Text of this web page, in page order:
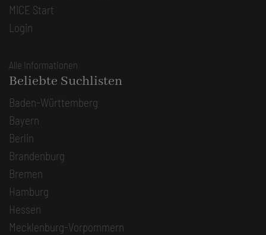
MICE Start
Login
Alle Informationen
Beliebte Suchlisten
Baden-Württemberg
Bayern
Berlin
Brandenburg
Bremen
Hamburg
Hessen
Mecklenburg-Vorpommern